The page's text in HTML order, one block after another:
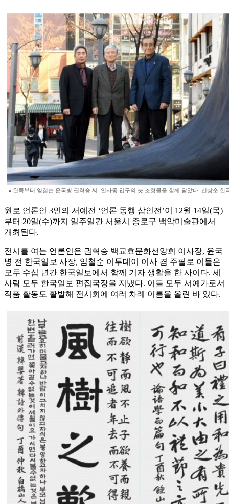
▲왼쪽부터 임철순 윤국병 권혁승 씨. 인사동 입구의 붓 조형물을 함께 담았다. 신상순 한
원로 언론인 3인의 서예전 ‘언론 동행 삼인전’이 12월 14일(목)
부터 20일(수)까지 일주일간 서울시 종로구 백악미술관에서
개최된다.
전시를 여는 언론인은 권혁승 백교효문화선양회 이사장, 윤국
병 전 한국일보 사장, 임철순 이투데이 이사 겸 주필로 이들은
모두 수십 년간 한국일보에서 함께 기자 생활을 한 사이다. 세
사람 모두 한국일보 편집국장을 지냈다. 이들 모두 서예가로서
작품 활동도 활발해 전시회에 여러 차례 이름을 올린 바 있다.